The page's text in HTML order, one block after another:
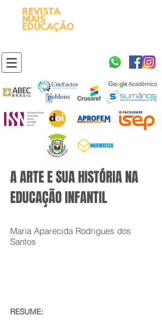
REVISTA
MAIS
EDUCAÇÃO
A ARTE E SUA HISTÓRIA NA
EDUCAÇÃO INFANTIL
Maria Aparecida Rodrigues dos
Santos
RESUME: